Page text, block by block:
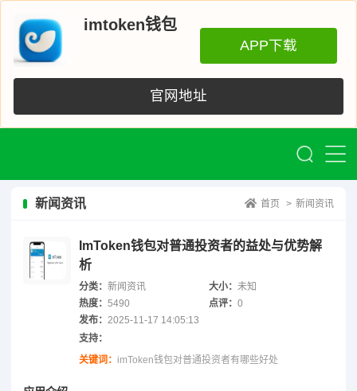
imtoken钱包
APP下载
官网地址
新闻资讯 首页 > 新闻资讯
ImToken钱包对普通投资者的益处与优势解
析
分类： 新闻资讯 大小：未知
热度： 5490 点评：0
发布： 2025-11-17 14:05:13
支持：
关键词： imToken钱包对普通投资者有哪些好处